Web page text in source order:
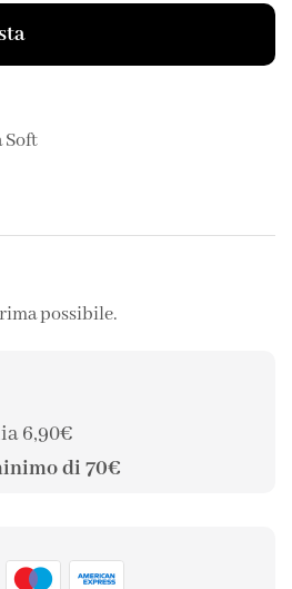
Soft
possibile.
6,90€
di 70€